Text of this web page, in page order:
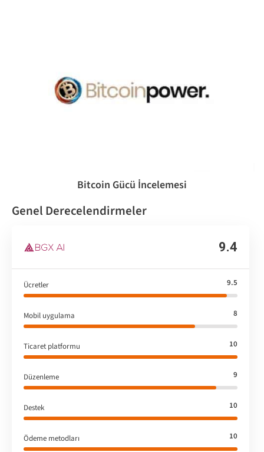
Bitcoin Gücü İncelemesi
Genel Derecelendirmeler
9.4
Ücretler 9.5
Mobil uygulama 8
Ticaret platformu 10
Düzenleme 9
Destek 10
Ödeme metodları 10